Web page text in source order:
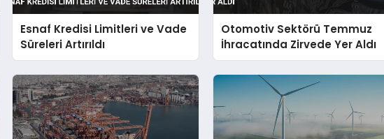
Esnaf Kredisi Limitleri ve Vade
Süreleri Artırıldı
Otomotiv Sektörü Temmuz
İhracatında Zirvede Yer Aldı